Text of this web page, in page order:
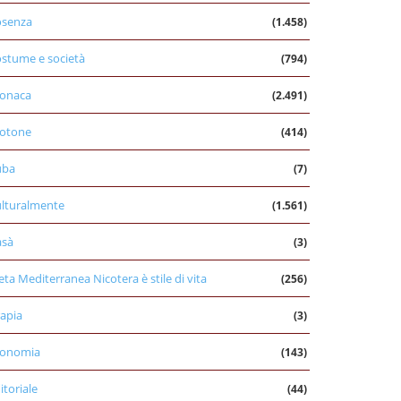
(1.458)
e società (794)
(2.491)
(414)
(7)
(1.561)
(3)
Mediterranea Nicotera è stile di vita (256)
(3)
(143)
(44)